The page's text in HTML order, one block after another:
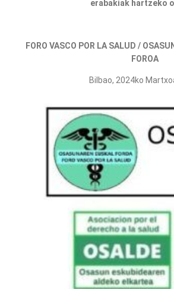
erabakiak hartzeko
FORO VASCO POR LA SALUD /
FOROA
Bilbao, 2024ko